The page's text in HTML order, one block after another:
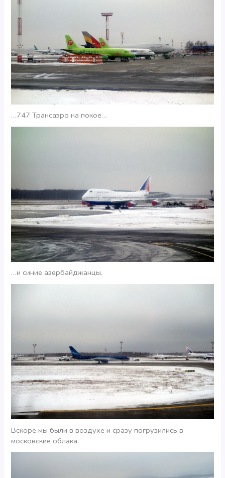
…747 Трансаэро на покое…
…и синие азербайджанцы.
Вскоре мы были в воздухе и сразу погрузились в
московские облака.